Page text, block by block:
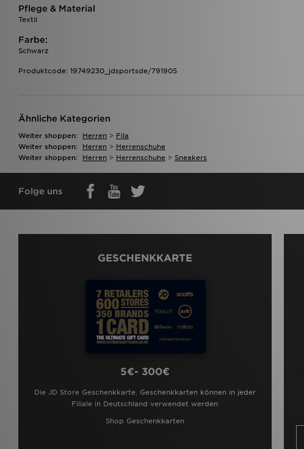
Pflege & Material
Textil
Farbe:
Schwarz
Produktcode: 19749230_jdsportsde/791905
Ähnliche Kategorien
Weiter shoppen: Herren > Fila
Weiter shoppen:
Herren > Herrenschuhe
Weiter shoppen:
Herren > Herrenschuhe > Sneakers
Folge uns
GESCHENKKARTE
5€- 300€
Die JD Store Geschenkkarte. Geschenkkarten können in jeder
Filiale in Deutschland verwendet werden
Shop Geschenkkarten